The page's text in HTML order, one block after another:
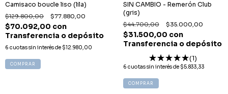
Camisaco boucle liso (lila)
$129.800,00 $77.880,00
$70.092,00 con
Transferencia o depósito
6 cuotas sin interés de $12.980,00
COMPRAR
SIN CAMBIO - Remerón Club
(gris)
$44.700,00 $35.000,00
$31.500,00 con
Transferencia o depósito
(1)
6 cuotas sin interés de $5.833,33
COMPRAR